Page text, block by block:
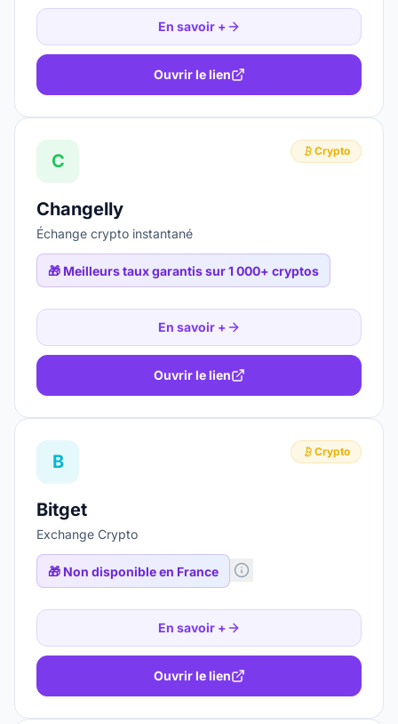
En savoir +
Ouvrir le lien
C Crypto
Changelly
Échange crypto instantané
🎁 Meilleurs taux garantis sur 1 000+ cryptos
En savoir +
Ouvrir le lien
B Crypto
Bitget
Exchange Crypto
🎁 Non disponible en France
En savoir +
Ouvrir le lien